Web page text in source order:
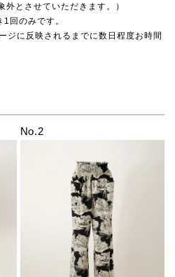
とさせていただきます。）
回のみです。
ジに反映されるまでに数日程度お時間
No.2